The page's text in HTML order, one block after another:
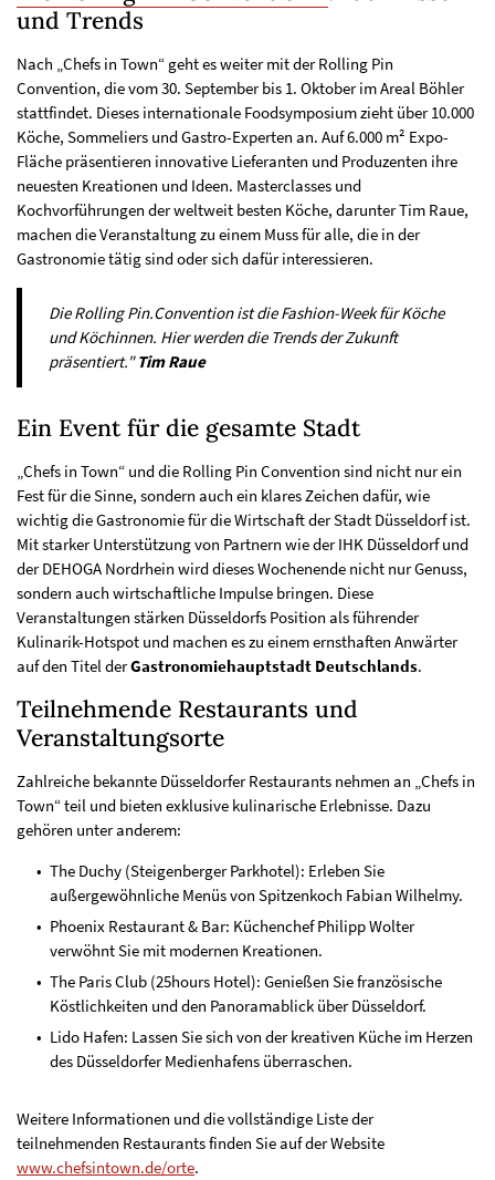
und Trends
Nach „Chefs in Town“ geht es weiter mit der Rolling Pin
Convention, die vom 30. September bis 1. Oktober im Areal Böhler
stattfindet. Dieses internationale Foodsymposium zieht über 10.000
Köche, Sommeliers und Gastro-Experten an. Auf 6.000 m² Expo-
Fläche präsentieren innovative Lieferanten und Produzenten ihre
neuesten Kreationen und Ideen. Masterclasses und
Kochvorführungen der weltweit besten Köche, darunter Tim Raue,
machen die Veranstaltung zu einem Muss für alle, die in der
Gastronomie tätig sind oder sich dafür interessieren.
Die Rolling Pin.Convention ist die Fashion-Week für Köche
und Köchinnen. Hier werden die Trends der Zukunft
präsentiert."Tim Raue
Ein Event für die gesamte Stadt
„Chefs in Town“ und die Rolling Pin Convention sind nicht nur ein
Fest für die Sinne, sondern auch ein klares Zeichen dafür, wie
wichtig die Gastronomie für die Wirtschaft der Stadt Düsseldorf ist.
Mit starker Unterstützung von Partnern wie der IHK Düsseldorf und
der DEHOGA Nordrhein wird dieses Wochenende nicht nur Genuss,
sondern auch wirtschaftliche Impulse bringen. Diese
Veranstaltungen stärken Düsseldorfs Position als führender
Kulinarik-Hotspot und machen es zu einem ernsthaften Anwärter
auf den Titel derGastronomiehauptstadt Deutschlands.
Teilnehmende Restaurants und
Veranstaltungsorte
Zahlreiche bekannte Düsseldorfer Restaurants nehmen an „Chefs in
Town“ teil und bieten exklusive kulinarische Erlebnisse. Dazu
gehören unter anderem:
The Duchy (Steigenberger Parkhotel): Erleben Sie
außergewöhnliche Menüs von Spitzenkoch Fabian Wilhelmy.
Phoenix Restaurant & Bar: Küchenchef Philipp Wolter
verwöhnt Sie mit modernen Kreationen.
The Paris Club (25hours Hotel): Genießen Sie französische
Köstlichkeiten und den Panoramablick über Düsseldorf.
Lido Hafen: Lassen Sie sich von der kreativen Küche im Herzen
des Düsseldorfer Medienhafens überraschen.
Weitere Informationen und die vollständige Liste der
teilnehmenden Restaurants finden Sie auf der Website
www.chefsintown.de/orte.